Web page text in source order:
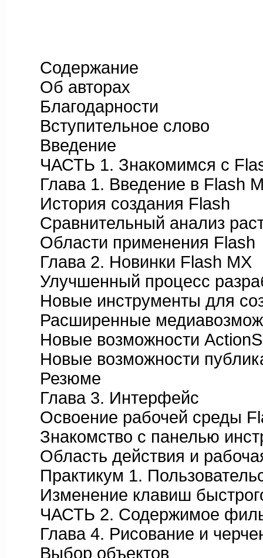
Содержание
Об авторах
Благодарности
Вступительное слово
Введение
ЧАСТЬ 1. Знакомимся с
Глава 1. Введение в Flash
История создания Flash
Сравнительный анализ
Области применения Flash
Глава 2. Новинки Flash MX
Улучшенный процесс
Новые инструменты для
Расширенные
Новые возможности
Новые возможности
Резюме
Глава 3. Интерфейс
Освоение рабочей среды
Знакомство с панелью
Область действия и
Практикум 1.
Изменение клавиш
ЧАСТЬ 2. Содержимое
Глава 4. Рисование и
Выбор объектов